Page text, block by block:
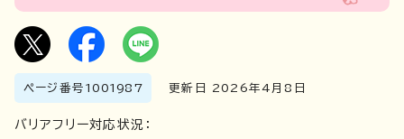
ページ番号 1001987 更新日 2026年4月8日
バリアフリー対応状況：